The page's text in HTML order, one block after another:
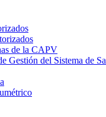
de la CAPV
Gestión del Sistema de